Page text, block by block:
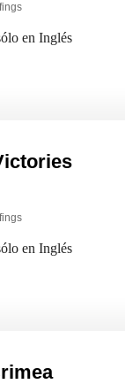
en Inglés
en Inglés